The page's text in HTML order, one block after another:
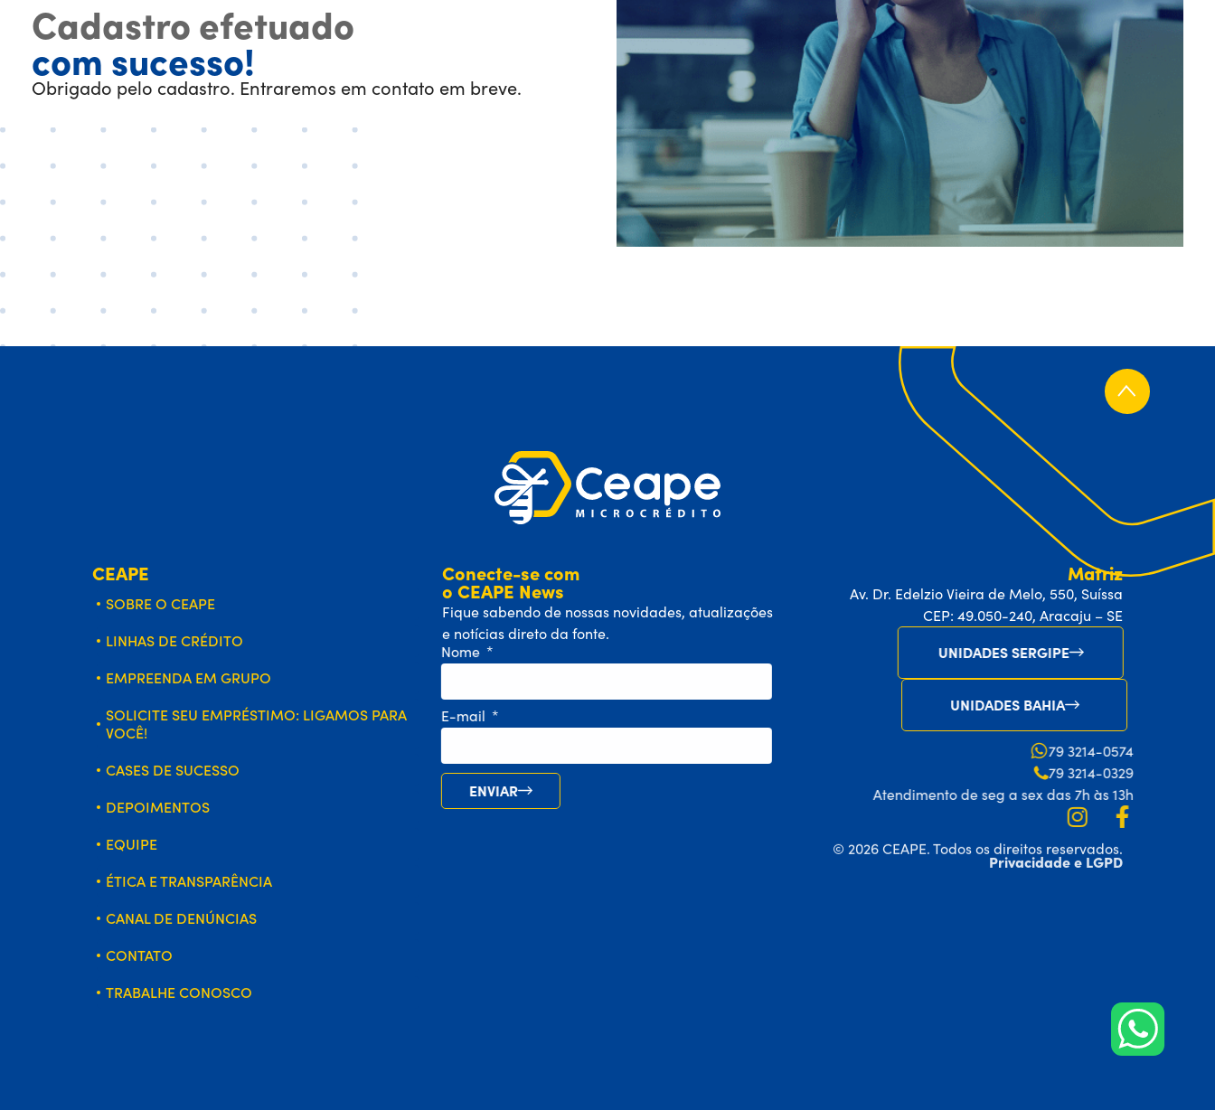
Cadastro efetuado
com sucesso!
Obrigado pelo cadastro. Entraremos em contato em breve.
CEAPE
SOBRE O CEAPE
LINHAS DE CRÉDITO
EMPREENDA EM GRUPO
SOLICITE SEU EMPRÉSTIMO: LIGAMOS PARA
VOCÊ!
CASES DE SUCESSO
DEPOIMENTOS
EQUIPE
ÉTICA E TRANSPARÊNCIA
CANAL DE DENÚNCIAS
CONTATO
TRABALHE CONOSCO
Conecte-se com
o CEAPE News
Fique sabendo de nossas novidades, atualizações
e notícias direto da fonte.
Nome
E-mail
ENVIAR
Matriz
Av. Dr. Edelzio Vieira de Melo, 550, Suíssa
CEP: 49.050-240, Aracaju – SE
UNIDADES SERGIPE
UNIDADES BAHIA
79 3214-0574
79 3214-0329
Atendimento de seg a sex das 7h às 13h
© 2026 CEAPE. Todos os direitos reservados.
Privacidade e LGPD